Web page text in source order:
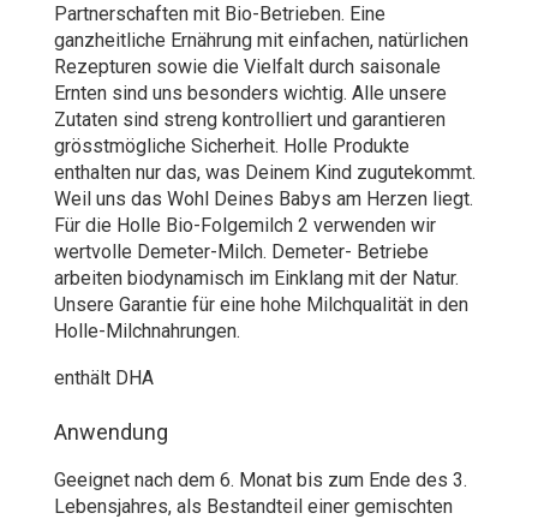
Partnerschaften mit Bio-Betrieben. Eine
ganzheitliche Ernährung mit einfachen, natürlichen
Rezepturen sowie die Vielfalt durch saisonale
Ernten sind uns besonders wichtig. Alle unsere
Zutaten sind streng kontrolliert und garantieren
grösstmögliche Sicherheit. Holle Produkte
enthalten nur das, was Deinem Kind zugutekommt.
Weil uns das Wohl Deines Babys am Herzen liegt.
Für die Holle Bio-Folgemilch 2 verwenden wir
wertvolle Demeter-Milch. Demeter- Betriebe
arbeiten biodynamisch im Einklang mit der Natur.
Unsere Garantie für eine hohe Milchqualität in den
Holle-Milchnahrungen.
enthält DHA
Anwendung
Geeignet nach dem 6. Monat bis zum Ende des 3.
Lebensjahres, als Bestandteil einer gemischten